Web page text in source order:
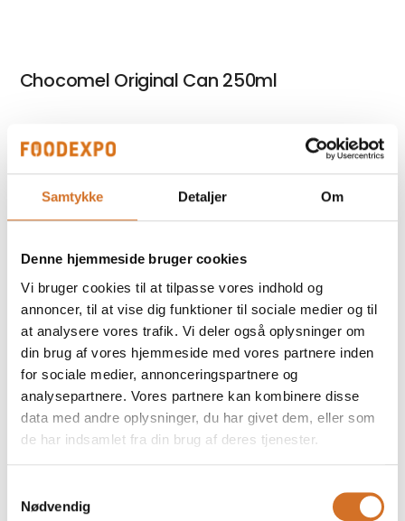
Samtykke Detaljer Om
Denne hjemmeside bruger cookies
Vi bruger cookies til at tilpasse vores indhold og
annoncer, til at vise dig funktioner til sociale medier og til
at analysere vores trafik. Vi deler også oplysninger om
din brug af vores hjemmeside med vores partnere inden
for sociale medier, annonceringspartnere og
analysepartnere. Vores partnere kan kombinere disse
data med andre oplysninger, du har givet dem, eller som
de har indsamlet fra din brug af deres tjenester.
Nødvendig
Chocomel Original Can 250ml
Chocomel Original PET 300ml
Chocomel 6x200ml